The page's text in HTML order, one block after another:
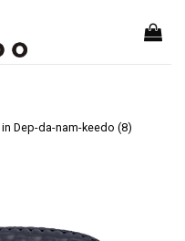
in Dep-da-nam-keedo (8)